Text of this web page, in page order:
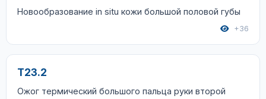
Новообразование in situ кожи большой половой губы
+36
T23.2
Ожог термический большого пальца руки второй